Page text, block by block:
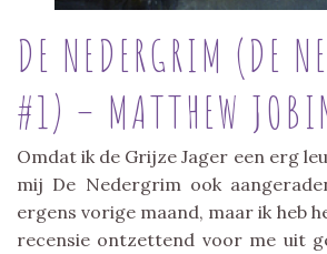
DE NEDERGRIM (DE
#1) – MATTHEW
Omdat ik de Grijze Jager een erg
mij De Nedergrim ook
ergens vorige maand, maar ik heb
recensie ontzettend voor me uit